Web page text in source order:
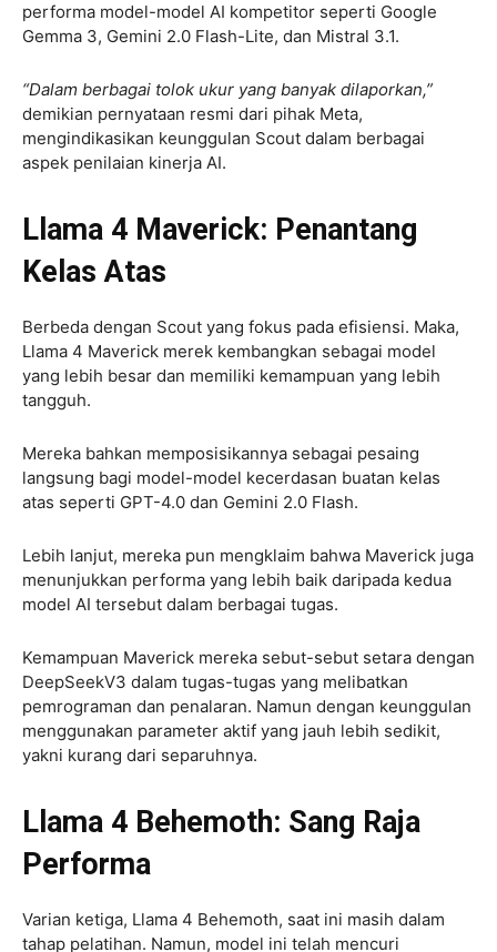
performa model-model AI kompetitor seperti Google
Gemma 3, Gemini 2.0 Flash-Lite, dan Mistral 3.1.
“Dalam berbagai tolok ukur yang banyak dilaporkan,”
demikian pernyataan resmi dari pihak Meta,
mengindikasikan keunggulan Scout dalam berbagai
aspek penilaian kinerja AI.
Llama 4 Maverick: Penantang
Kelas Atas
Berbeda dengan Scout yang fokus pada efisiensi. Maka,
Llama 4 Maverick merek kembangkan sebagai model
yang lebih besar dan memiliki kemampuan yang lebih
tangguh.
Mereka bahkan memposisikannya sebagai pesaing
langsung bagi model-model kecerdasan buatan kelas
atas seperti GPT-4.0 dan Gemini 2.0 Flash.
Lebih lanjut, mereka pun mengklaim bahwa Maverick juga
menunjukkan performa yang lebih baik daripada kedua
model AI tersebut dalam berbagai tugas.
Kemampuan Maverick mereka sebut-sebut setara dengan
DeepSeekV3 dalam tugas-tugas yang melibatkan
pemrograman dan penalaran. Namun dengan keunggulan
menggunakan parameter aktif yang jauh lebih sedikit,
yakni kurang dari separuhnya.
Llama 4 Behemoth: Sang Raja
Performa
Varian ketiga, Llama 4 Behemoth, saat ini masih dalam
tahap pelatihan. Namun, model ini telah mencuri